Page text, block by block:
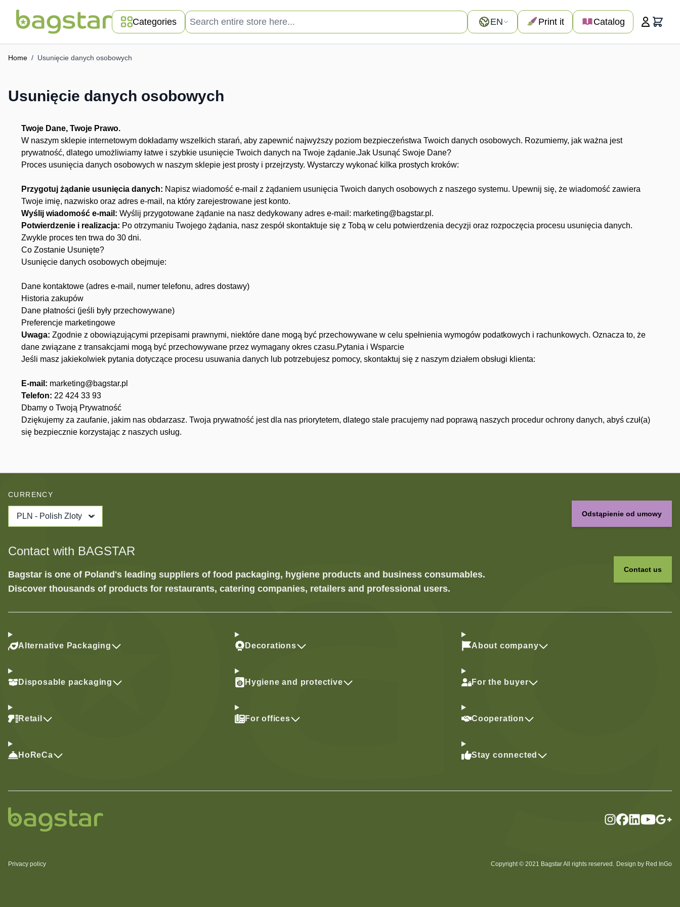
Categories
Search entire store here...
Language
EN Print it Catalog Cart
Home / Usunięcie danych osobowych
Usunięcie danych osobowych
Twoje Dane, Twoje Prawo.
W naszym sklepie internetowym dokładamy wszelkich starań, aby zapewnić najwyższy poziom bezpieczeństwa Twoich danych osobowych. Rozumiemy, jak ważna jest
prywatność, dlatego umożliwiamy łatwe i szybkie usunięcie Twoich danych na Twoje żądanie.Jak Usunąć Swoje Dane?
Proces usunięcia danych osobowych w naszym sklepie jest prosty i przejrzysty. Wystarczy wykonać kilka prostych kroków:
Przygotuj żądanie usunięcia danych: Napisz wiadomość e-mail z żądaniem usunięcia Twoich danych osobowych z naszego systemu. Upewnij się, że wiadomość zawiera
Twoje imię, nazwisko oraz adres e-mail, na który zarejestrowane jest konto.
Wyślij wiadomość e-mail: Wyślij przygotowane żądanie na nasz dedykowany adres e-mail: marketing@bagstar.pl .
Potwierdzenie i realizacja: Po otrzymaniu Twojego żądania, nasz zespół skontaktuje się z Tobą w celu potwierdzenia decyzji oraz rozpoczęcia procesu usunięcia danych.
Zwykle proces ten trwa do 30 dni.
Co Zostanie Usunięte?
Usunięcie danych osobowych obejmuje:
Dane kontaktowe (adres e-mail, numer telefonu, adres dostawy)
Historia zakupów
Dane płatności (jeśli były przechowywane)
Preferencje marketingowe
Uwaga: Zgodnie z obowiązującymi przepisami prawnymi, niektóre dane mogą być przechowywane w celu spełnienia wymogów podatkowych i rachunkowych. Oznacza to, że
dane związane z transakcjami mogą być przechowywane przez wymagany okres czasu.Pytania i Wsparcie
Jeśli masz jakiekolwiek pytania dotyczące procesu usuwania danych lub potrzebujesz pomocy, skontaktuj się z naszym działem obsługi klienta:
E-mail: marketing@bagstar.pl
Telefon: 22 424 33 93
Dbamy o Twoją Prywatność
Dziękujemy za zaufanie, jakim nas obdarzasz. Twoja prywatność jest dla nas priorytetem, dlatego stale pracujemy nad poprawą naszych procedur ochrony danych, abyś czuł(a)
się bezpiecznie korzystając z naszych usług.
CURRENCY
PLN - Polish Zloty Odstąpienie od umowy
Contact with BAGSTAR
Bagstar is one of Poland's leading suppliers of food packaging, hygiene products and business consumables.
Discover thousands of products for restaurants, catering companies, retailers and professional users.
Contact us
Alternative Packaging
Disposable packaging
Retail
HoReCa
Decorations
Hygiene and protective
For offices
About company
For the buyer
Cooperation
Stay connected
Privacy policy Copyright © 2021 Bagstar All rights reserved. Design by Red InGo